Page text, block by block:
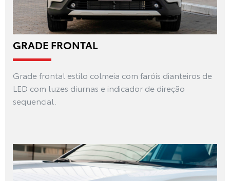
GRADE FRONTAL
Grade frontal estilo colmeia com faróis dianteiros de
LED com luzes diurnas e indicador de direção
sequencial.